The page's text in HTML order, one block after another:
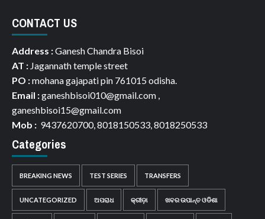
CONTACT US
Address :Ganesh Chandra Bisoi
AT : Jagannath temple street
PO :mohana gajapati pin 761015 odisha.
Email :ganeshbisoi010@gmail.com ,
ganeshbisoi15@gmail.com
Mob : 9437620700, 8018150533, 8018250533
Categories
BREAKING NEWS TEST SERIES TRANSFERS
UNCATEGORIZED ଅପରାଧ କ୍ରୀଡ଼ା ଖବର ଉପାନ୍ତ ଓଡିଶା